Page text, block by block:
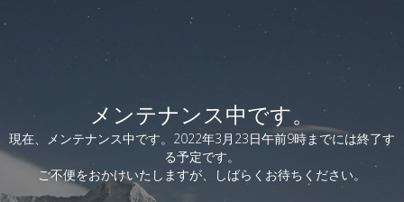
メンテナンス中です。
現在、メンテナンス中です。2022年3月23日午前9時までには終了す
る予定です。
ご不便をおかけいたしますが、しばらくお待ちください。